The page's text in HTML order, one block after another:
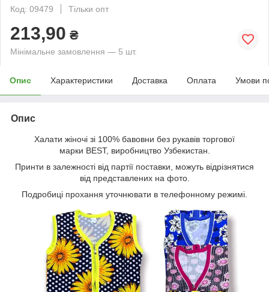
Код: 09479
Тільки опт
213,90 ₴
Мінімальне замовлення — 5 шт.
Опис Характеристики Доставка Оплата Умови
Опис
Халати жіночі зі 100% бавовни без рукавів торгової
марки BEST, виробництво Узбекистан.
Принти в залежності від партії поставки, можуть відрізнятися
від представлених на фото.
Подробиці прохання уточнювати в телефонному режимі.